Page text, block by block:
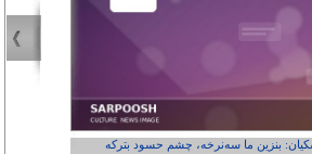
بنزین ما سه‌نرخه، چشم حسود بترکه